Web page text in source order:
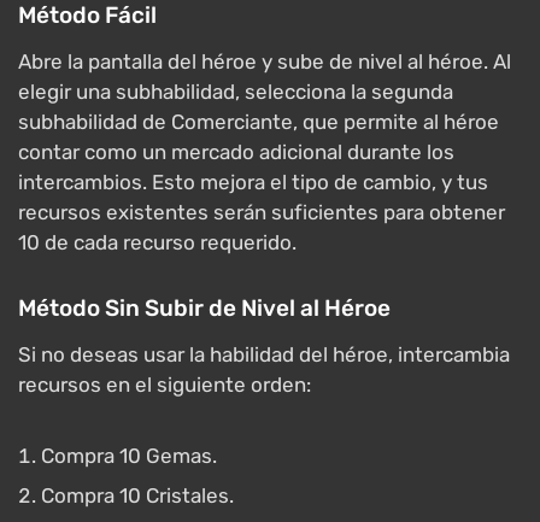
Método Fácil
Abre la pantalla del héroe y sube de nivel al héroe. Al
elegir una subhabilidad, selecciona la segunda
subhabilidad de Comerciante, que permite al héroe
contar como un mercado adicional durante los
intercambios. Esto mejora el tipo de cambio, y tus
recursos existentes serán suficientes para obtener
10 de cada recurso requerido.
Método Sin Subir de Nivel al Héroe
Si no deseas usar la habilidad del héroe, intercambia
recursos en el siguiente orden:
Compra 10 Gemas.
Compra 10 Cristales.